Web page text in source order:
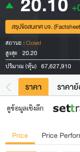
สรุปข้อสนเทศ บจ.
สถานะ : Closed
สูงสุด
20.20
ปริมาณ (หุ้น) 67,627,910
ราคา ราคา
ดูข้อมูลเชิงลึก
Price Price